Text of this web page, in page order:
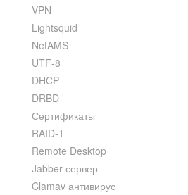
VPN
Lightsquid
NetAMS
UTF-8
DHCP
DRBD
Сертификаты
RAID-1
Remote Desktop
Jabber-сервер
Clamav антивирус